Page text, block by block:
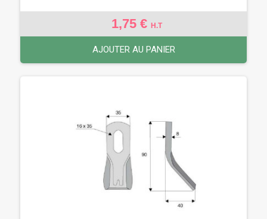
1,75 € H.T
AJOUTER AU PANIER